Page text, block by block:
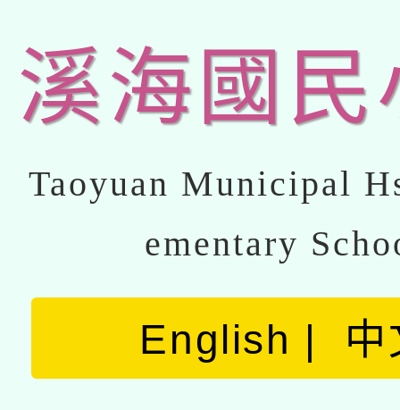
溪海國民
Taoyuan Municipal
ementary
English 中